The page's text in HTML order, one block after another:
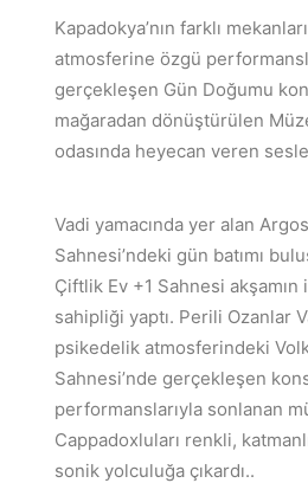
Kapadokya’nın farklı
atmosferine özgü
gerçekleşen Gün Doğumu
mağaradan dönüştürülen
odasında heyecan veren
Vadi yamacında yer alan
Sahnesi’ndeki gün batımı
Çiftlik Ev +1 Sahnesi
sahipliği yaptı. Perili Ozanlar
psikedelik atmosferindeki
Sahnesi’nde gerçekleşen
performanslarıyla sonlanan
Cappadoxluları renkli,
sonik yolculuğa çıkardı..